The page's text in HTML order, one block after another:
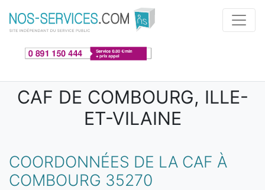
Aller au contenu principal
CAF DE COMBOURG, ILLE-
ET-VILAINE
COORDONNÉES DE LA CAF À
COMBOURG 35270